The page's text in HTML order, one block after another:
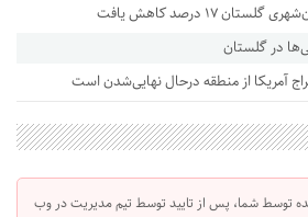
۱۷ درصد کاهش یافت
آمریکا از منطقه درحال نهایی‌شدن است
توسط شما، پس از تایید توسط تیم مدیریت در وب